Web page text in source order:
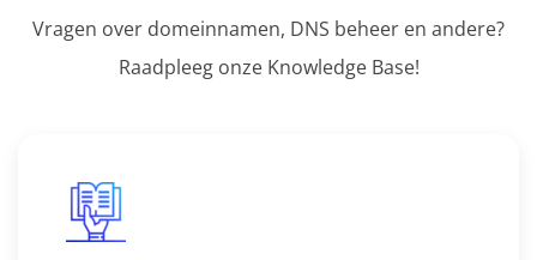
Vragen over domeinnamen, DNS beheer en andere?
Raadpleeg onze Knowledge Base!